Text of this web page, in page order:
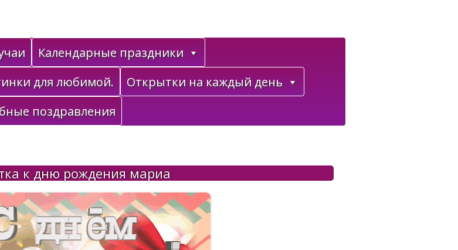
Календарные праздники
для любимой.
Открытки на каждый день
поздравления
к дню рождения мариа